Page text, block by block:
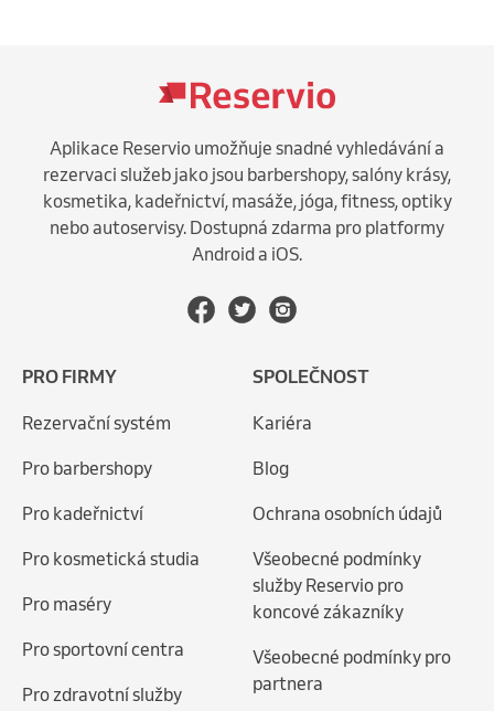
Aplikace Reservio umožňuje snadné vyhledávání a
rezervaci služeb jako jsou barbershopy, salóny krásy,
kosmetika, kadeřnictví, masáže, jóga, fitness, optiky
nebo autoservisy. Dostupná zdarma pro platformy
Android a iOS.
PRO FIRMY
Rezervační systém
Pro barbershopy
Pro kadeřnictví
Pro kosmetická studia
Pro maséry
Pro sportovní centra
Pro zdravotní služby
SPOLEČNOST
Kariéra
Blog
Ochrana osobních údajů
Všeobecné podmínky
služby Reservio pro
koncové zákazníky
Všeobecné podmínky pro
partnera